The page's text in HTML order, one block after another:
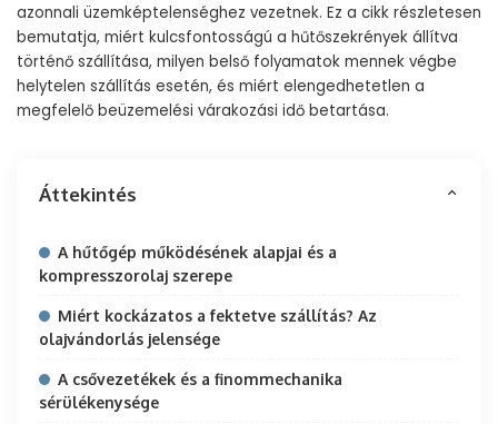
azonnali üzemképtelenséghez vezetnek. Ez a cikk részletesen
bemutatja, miért kulcsfontosságú a hűtőszekrények állítva
történő szállítása, milyen belső folyamatok mennek végbe
helytelen szállítás esetén, és miért elengedhetetlen a
megfelelő beüzemelési várakozási idő betartása.
Áttekintés
A hűtőgép működésének alapjai és a
kompresszorolaj szerepe
Miért kockázatos a fektetve szállítás? Az
olajvándorlás jelensége
A csővezetékek és a finommechanika
sérülékenysége